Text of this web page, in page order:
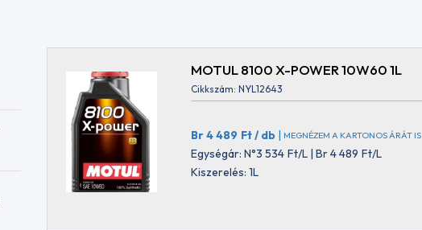
MOTUL 8100 X-POWER 10W60 1L
Cikkszám: NYL12643
Br 4 489 Ft/ db | MEGNÉZEM A KARTONOS ÁRÁT IS
Egységár: N°3 534 Ft/L | Br 4 489 Ft/L
Kiszerelés: 1L